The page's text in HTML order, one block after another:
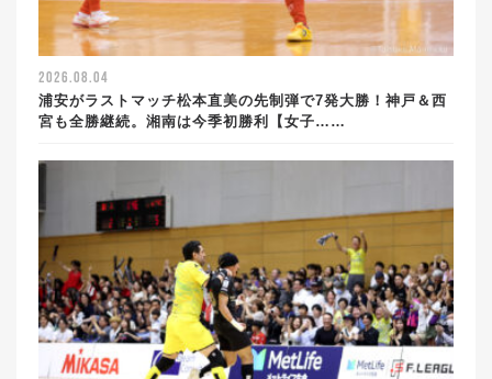
2026.08.04
浦安がラストマッチ松本直美の先制弾で7発大勝！神戸＆西
宮も全勝継続。湘南は今季初勝利【女子……